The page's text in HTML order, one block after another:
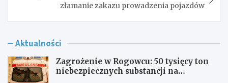
złamanie zakazu prowadzenia pojazdów
Aktualności
Zagrożenie w Rogowcu: 50 tysięcy ton
niebezpiecznych substancji na